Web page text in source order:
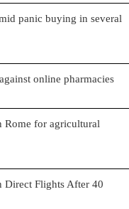
panic buying in several
online pharmacies
for agricultural
Direct Flights After 40